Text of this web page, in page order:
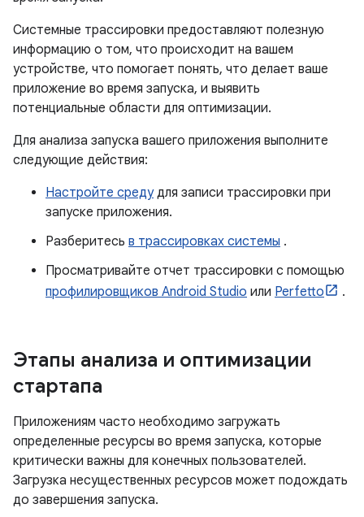
Системные трассировки предоставляют полезную
информацию о том, что происходит на вашем
устройстве, что помогает понять, что делает ваше
приложение во время запуска, и выявить
потенциальные области для оптимизации.
Для анализа запуска вашего приложения выполните
следующие действия:
Настройте средудля записи трассировки при
запуске приложения.
Разберитесь в трассировках системы .
Просматривайте отчет трассировки с помощью
профилировщиков Android Studio или Perfetto .
Этапы анализа и оптимизации
стартапа
Приложениям часто необходимо загружать
определенные ресурсы во время запуска, которые
критически важны для конечных пользователей.
Загрузка несущественных ресурсов может подождать
до завершения запуска.